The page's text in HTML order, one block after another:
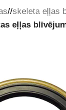
/ skeleta eļļas
eļļas